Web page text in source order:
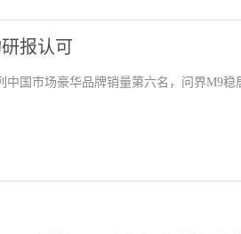
报认可
中国市场豪华品牌销量第六名，问界M9稳